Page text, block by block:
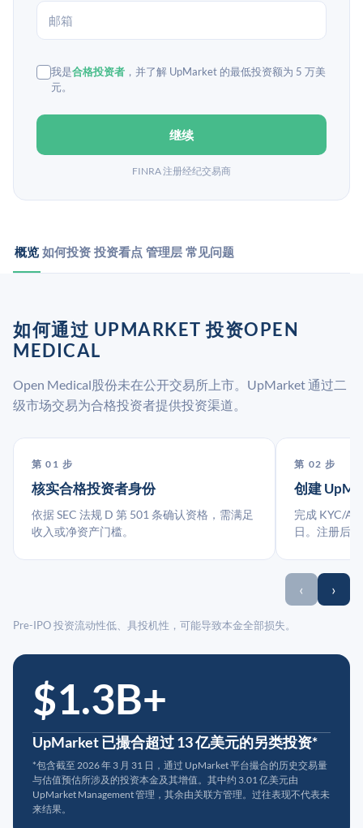
我是合格投资者 ，并了解 UpMarket 的最低投资额为 5 万美
元。
继续
FINRA 注册经纪交易商
概览 如何投资 投资看点 管理层 常见问题
如何通过 UPMARKET 投资OPEN
MEDICAL
Open Medical股份未在公开交易所上市。UpMarket 通过二
级市场交易为合格投资者提供投资渠道。
第 01 步
核实合格投资者身份
依据 SEC 法规 D 第 501 条确认资格，需满足
收入或净资产门槛。
第 02 步
创建
完成 KYC/
日。注册后
‹ ›
Pre-IPO 投资流动性低、具投机性，可能导致本金全部损失。
$1.3B+
UpMarket 已撮合超过 13 亿美元的另类投资*
*包含截至 2026 年 3 月 31 日，通过 UpMarket 平台撮合的历史交易量
与估值预估所涉及的投资本金及其增值。其中约 3.01 亿美元由
UpMarket Management 管理，其余由关联方管理。过往表现不代表未
来结果。